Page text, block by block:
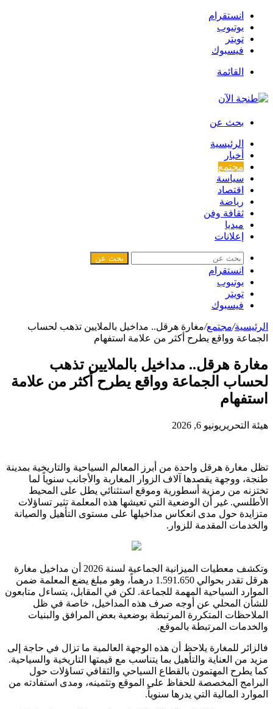
انستقرام
يوتيوب
تويتر
فيسبوك
القائمة
بحث عن
الرئيسية
أخبار
مجتمع
سياسة
اقتصاد
رياضة
ثقافة وفن
ميديا
إعلانات
بحث عن
انستقرام
يوتيوب
تويتر
فيسبوك
الرئيسية/مجتمع/مغارة هرقل.. مداخيل بالملايين تذهب لحساب
الجماعة وواقع يطرح أكثر من علامة استفهام
مغارة هرقل.. مداخيل بالملايين تذهب
لحساب الجماعة وواقع يطرح أكثر من علامة
استفهام
هيئة التحرير يونيو 6, 2026
تظل مغارة هرقل واحدة من أبرز المعالم السياحية والتاريخية بمدينة
طنجة، ووجهة يقصدها آلاف الزوار المغاربة والأجانب سنوياً لما
تختزنه من رمزية أسطورية وموقع استثنائي يطل على المحيط
الأطلسي. غير أن الوضعية التي تعيشها هذه المعلمة تثير تساؤلات
متزايدة حول مدى انعكاس مداخيلها على مستوى التأهيل والصيانة
والخدمات المقدمة للزوار.
وتكشف معطيات الميزانية الجماعية لسنة 2026 أن مداخيل مغارة
هرقل تقدر بحوالي 1.591.650 درهماً، وهو مبلغ يضع المعلمة ضمن
الموارد السياحية المهمة للجماعة. لكن في المقابل، يتساءل متابعون
للشأن المحلي عن أوجه صرف هذه المداخيل، خاصة في ظل
الملاحظات المتكررة المرتبطة بوضعية بعض المرافق والبنيات
والخدمات المرتبطة بالموقع.
فالزائر للمغارة يلاحظ أن هذه الوجهة العالمية ما تزال في حاجة إلى
مزيد من العناية والتأهيل بما يتناسب مع قيمتها التاريخية والسياحية.
كما يطرح المهتمون بالقطاع السياحي والثقافي تساؤلات حول
البرامج المخصصة للحفاظ على الموقع وتثمينه، ومدى استفادته من
الموارد المالية التي يدرها سنوياً.